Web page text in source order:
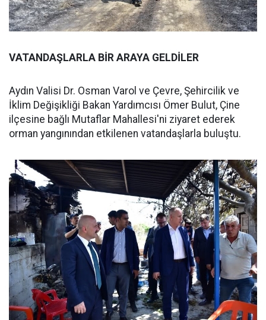
VATANDAŞLARLA BİR ARAYA GELDİLER
Aydın Valisi Dr. Osman Varol ve Çevre, Şehircilik ve
İklim Değişikliği Bakan Yardımcısı Ömer Bulut, Çine
ilçesine bağlı Mutaflar Mahallesi'ni ziyaret ederek
orman yangınından etkilenen vatandaşlarla buluştu.